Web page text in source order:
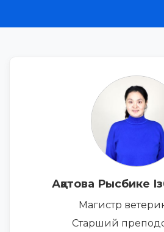
Ақатова Рысбике
Магистр
Старший